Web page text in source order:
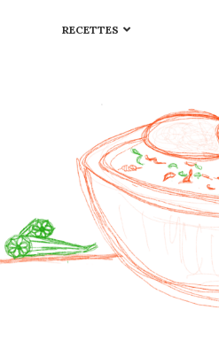
RECETTES